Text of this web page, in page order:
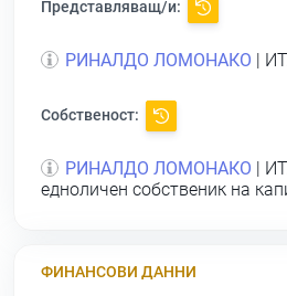
Представляващ/и:
РИНАЛДО ЛОМОНАКО |
Собственост:
РИНАЛДО ЛОМОНАКО |
едноличен собственик на
ФИНАНСОВИ ДАННИ